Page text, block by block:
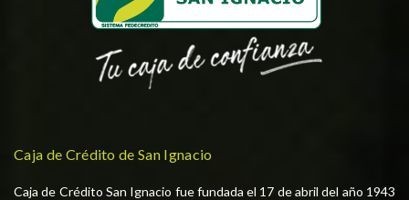
Caja de Crédito de San Ignacio
Caja de Crédito San Ignacio fue fundada el 17 de abril del año 1943